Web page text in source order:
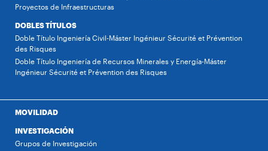
Proyectos de Infraestructuras
DOBLES TÍTULOS
Doble Título Ingeniería Civil-Máster Ingénieur Sécurité et Prévention
des Risques
Doble Título Ingeniería de Recursos Minerales y Energía-Máster
Ingénieur Sécurité et Prévention des Risques
MOVILIDAD
INVESTIGACIÓN
Grupos de Investigación